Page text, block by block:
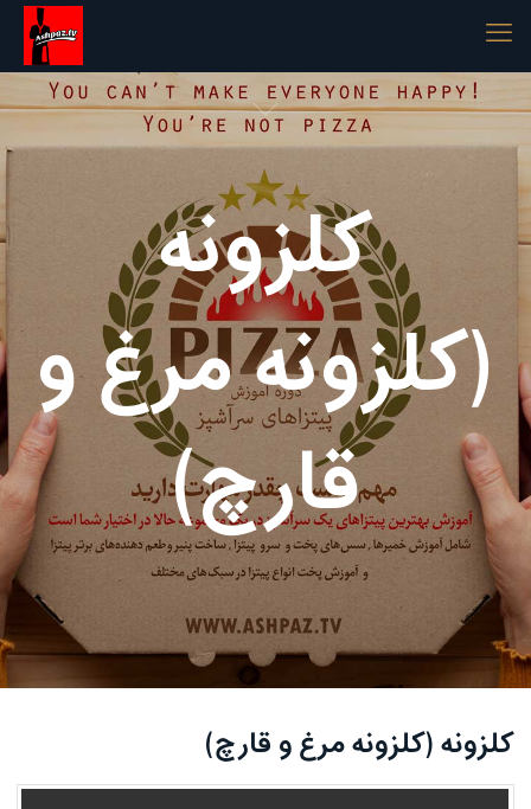
کلزونه
(کلزونه مرغ و
قارچ)
کلزونه (کلزونه مرغ و قارچ)